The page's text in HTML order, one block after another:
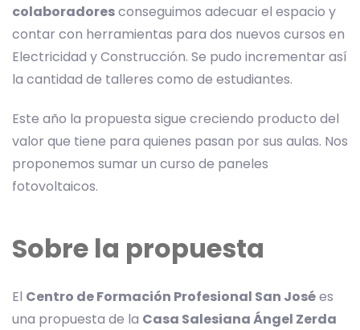
colaboradoresconseguimos adecuar el espacio y
contar con herramientas para dos nuevos cursos en
Electricidad y Construcción. Se pudo incrementar así
la cantidad de talleres como de estudiantes.
Este año la propuesta sigue creciendo producto del
valor que tiene para quienes pasan por sus aulas. Nos
proponemos sumar un curso de paneles
fotovoltaicos.
Sobre la propuesta
El Centro de Formación Profesional San Josées
una propuesta de la Casa Salesiana Ángel Zerda